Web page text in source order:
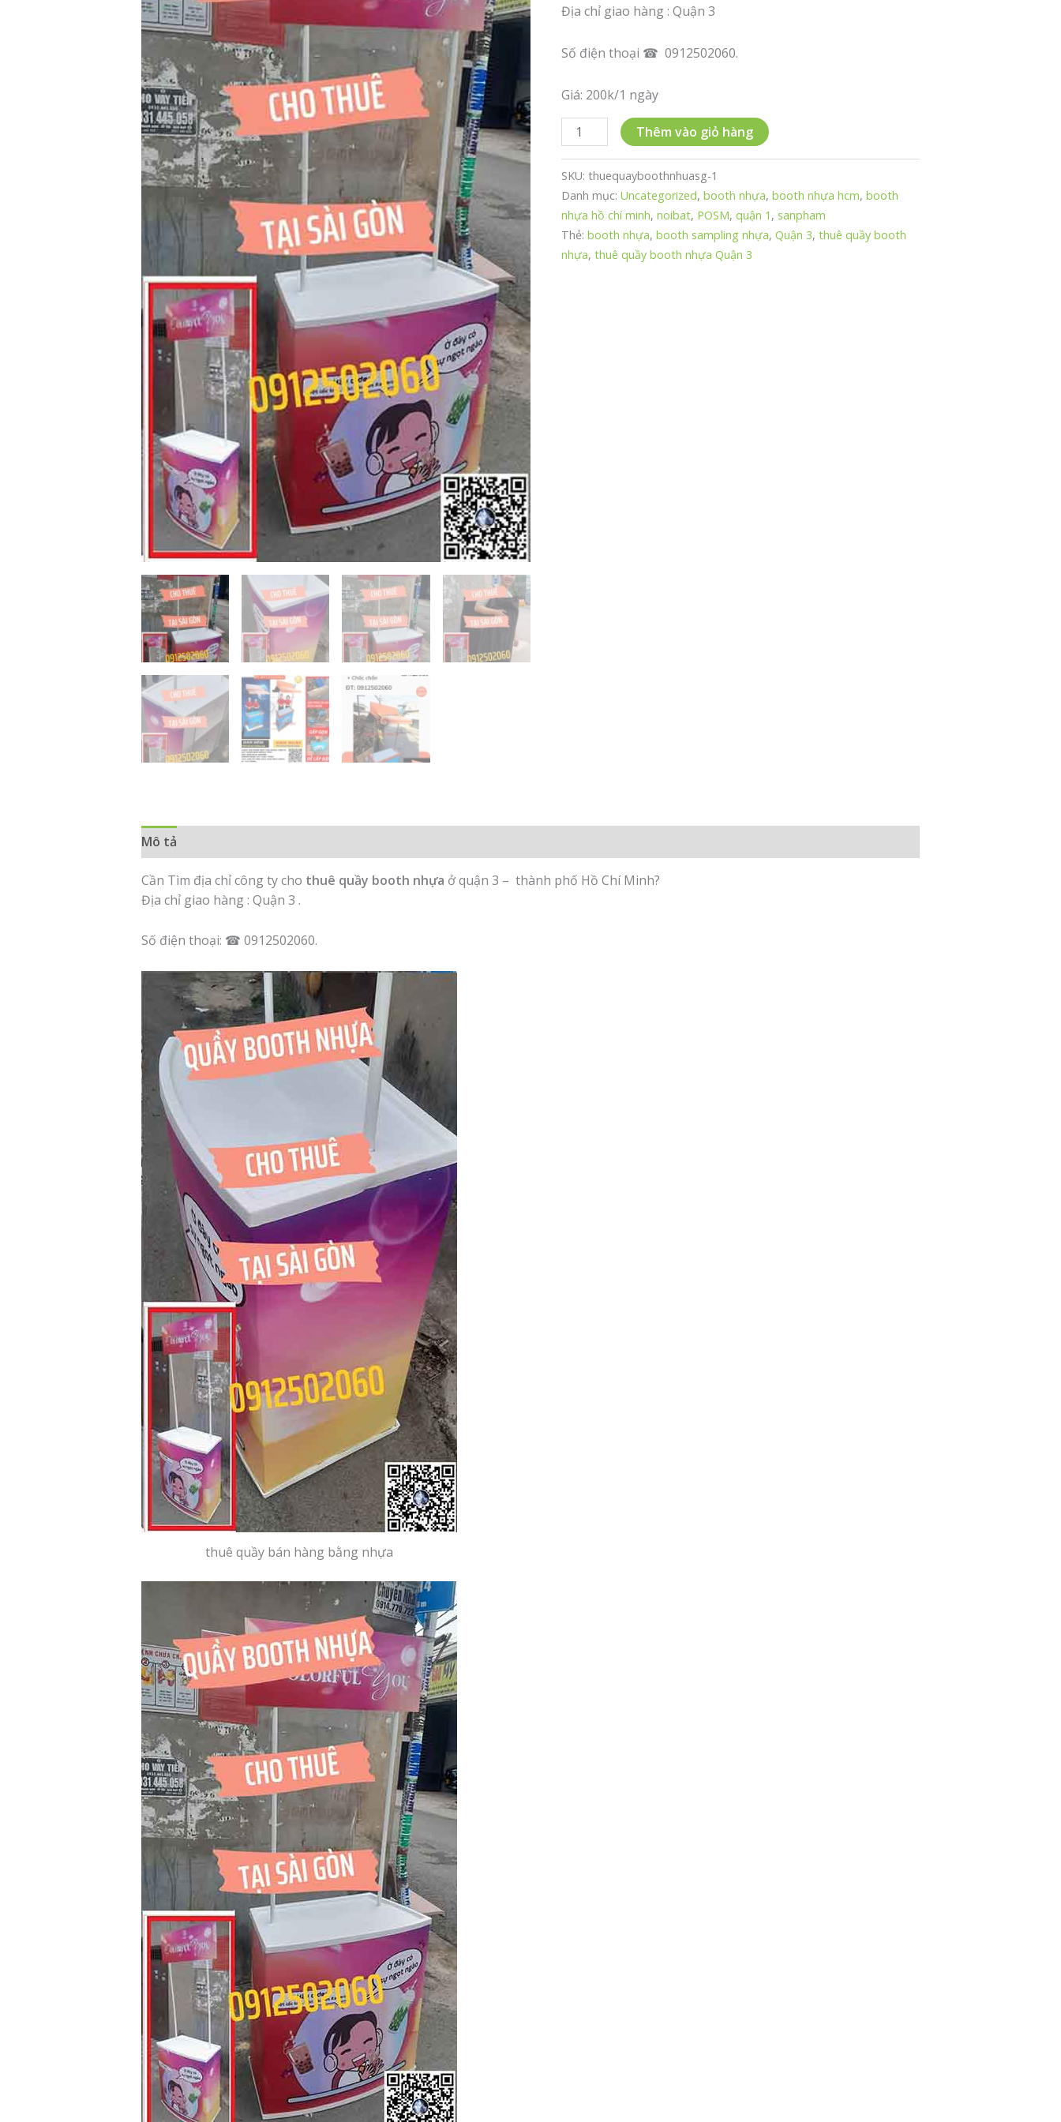
Địa chỉ giao hàng : Quận 3
Số điện thoại ☎ 0912502060.
Giá: 200k/1 ngày
Cho
thuê
booth
nhựa
giao
hàng
Quận
Thêm vào giỏ hàng
SKU:thuequayboothnhuasg-1
Danh mục:Uncategorized,booth nhựa,booth nhựa hcm,booth
nhựa hồ chí minh,noibat, POSM,quận 1 , sanpham
Thẻ:booth nhựa,booth sampling nhựa,Quận 3,thuê quầy booth
nhựa,thuê quầy booth nhựa Quận 3
Mô tả
Cần Tìm địa chỉ công ty cho thuê quầy booth nhựa ở quận 3 – thành phố Hồ Chí Minh?
Địa chỉ giao hàng : Quận 3 .
Số điện thoại: ☎ 0912502060.
thuê quầy bán hàng bằng nhựa